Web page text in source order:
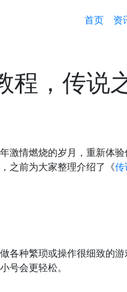
首页 资
程，传说
情燃烧的岁月，重新体
之前为大家整理介绍了《传
种繁琐或操作很细致的
号会更轻松。